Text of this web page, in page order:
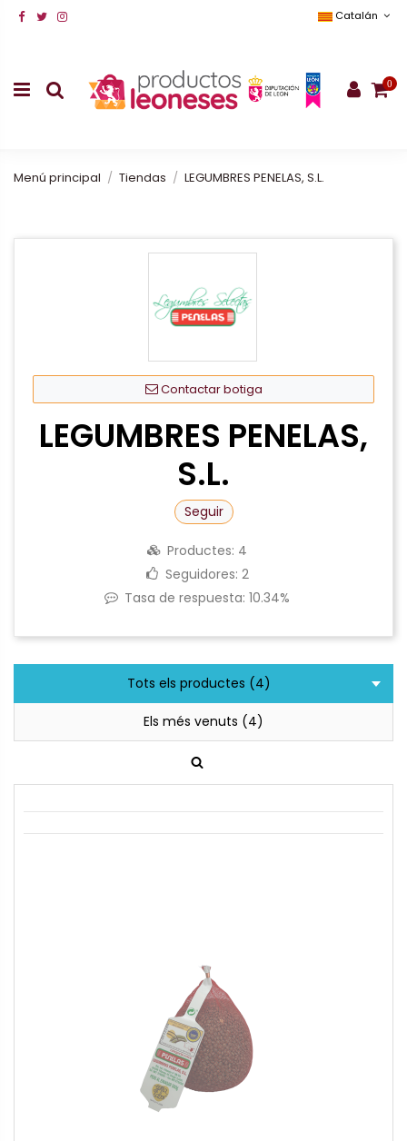
Catalán
0
Menú principal Tiendas LEGUMBRES PENELAS, S.L.
Contactar botiga
LEGUMBRES PENELAS,
S.L.
Seguir
Productes: 4
Seguidores: 2
Tasa de respuesta: 10.34%
Tots els productes (4)
Els més venuts (4)